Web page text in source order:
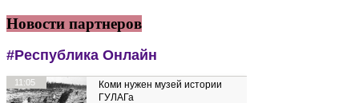
Новости партнеров